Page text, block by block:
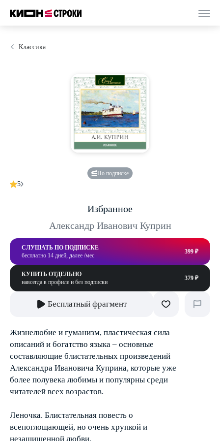
Классика
По подписке
5
Избранное
Александр Иванович Куприн
СЛУШАТЬ ПО ПОДПИСКЕ
бесплатно 14 дней, далее /мес
399 ₽
КУПИТЬ ОТДЕЛЬНО
навсегда в профиле и без подписки
379 ₽
Бесплатный фрагмент
Жизнелюбие и гуманизм, пластическая сила
описаний и богатство языка – основные
составляющие блистательных произведений
Александра Ивановича Куприна, которые уже
более полувека любимы и популярны среди
читателей всех возрастов.
Леночка. Блистательная повесть о
всепоглощающей, но очень хрупкой и
незащищенной любви.